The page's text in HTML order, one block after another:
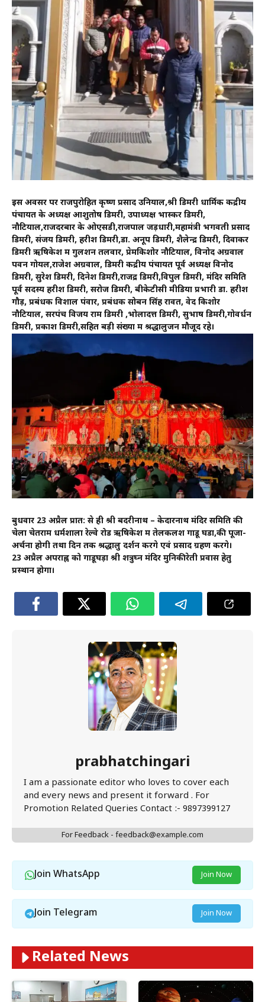
इस अवसर पर राजपुरोहित कृष्ण प्रसाद उनियाल,श्री डिमरी धार्मिक केंद्रीय
पंचायत के अध्यक्ष आशुतोष डिमरी, उपाध्यक्ष भास्कर डिमरी,
नौटियाल,राजदरबार के ओएसडी‍,राजपाल जड़धारी,महामंत्री भगवती प्रसाद
डिमरी, संजय डिमरी, हरीश डिमरी,डा. अनूप डिमरी, शैलेन्द्र डिमरी, दिवाकर
डिमरी ऋषिकेश में गुलशन तलवार, प्रेमकिशोर नौटियाल, विनोद अग्रवाल
पवन गोयल,राजेश अग्रवाल, डिमरी केंद्रीय पंचायत पूर्व अध्यक्ष विनोद
डिमरी, सुरेश डिमरी, दिनेश डिमरी,राजेंद्र डिमरी,विपुल डिमरी, मंदिर समिति
पूर्व सदस्य हरीश डिमरी, सरोज डिमरी, बीकेटीसी मीडिया प्रभारी डा. हरीश
गौड़, प्रबंधक विशाल पंवार, प्रबंधक सोबन सिंह रावत, वेद किशोर
नौटियाल, सरपंच विजय राम डिमरी ,भोलादत्त डिमरी, सुभाष डिमरी,गोवर्धन
डिमरी, प्रकाश डिमरी,सहित बड़ी संख्या में श्रद्धालुजन मौजूद रहे।
बुधवार 23 अप्रैल प्रात: से ही श्री बदरीनाथ – केदारनाथ मंदिर समिति की
चेला चेतराम धर्मशाला रेल्वे रोड ऋषिकेश में तेलकलश गाडू घडा,की पूजा-
अर्चना होगी तथा दिन तक श्रद्धालु दर्शन करेंगे एवं प्रसाद ग्रहण करेंगे।
23 अप्रैल अपराह्न को गाडूघड़ा श्री शत्रुघ्न मंदिर मुनिकीरेती प्रवास हेतु
प्रस्थान होगा।
prabhatchingari
I am a passionate editor who loves to cover each
and every news and present it forward . For
Promotion Related Queries Contact :- 9897399127
For Feedback - feedback@example.com
Join WhatsApp Join Now
Join Telegram Join Now
Related News